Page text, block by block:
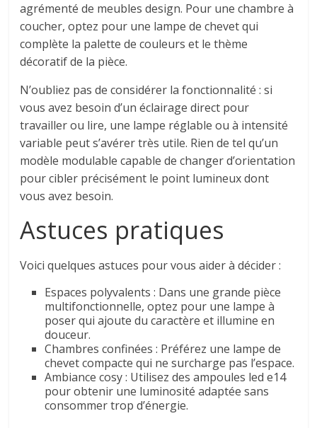
agrémenté de meubles design. Pour une chambre à
coucher, optez pour une lampe de chevet qui
complète la palette de couleurs et le thème
décoratif de la pièce.
N’oubliez pas de considérer la fonctionnalité : si
vous avez besoin d’un éclairage direct pour
travailler ou lire, une lampe réglable ou à intensité
variable peut s’avérer très utile. Rien de tel qu’un
modèle modulable capable de changer d’orientation
pour cibler précisément le point lumineux dont
vous avez besoin.
Astuces pratiques
Voici quelques astuces pour vous aider à décider :
Espaces polyvalents : Dans une grande pièce
multifonctionnelle, optez pour une lampe à
poser qui ajoute du caractère et illumine en
douceur.
Chambres confinées : Préférez une lampe de
chevet compacte qui ne surcharge pas l’espace.
Ambiance cosy : Utilisez des ampoules led e14
pour obtenir une luminosité adaptée sans
consommer trop d’énergie.